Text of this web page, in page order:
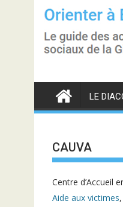
o
e
LE
CAUVA
Centre d’Accueil
Aide aux victimes,